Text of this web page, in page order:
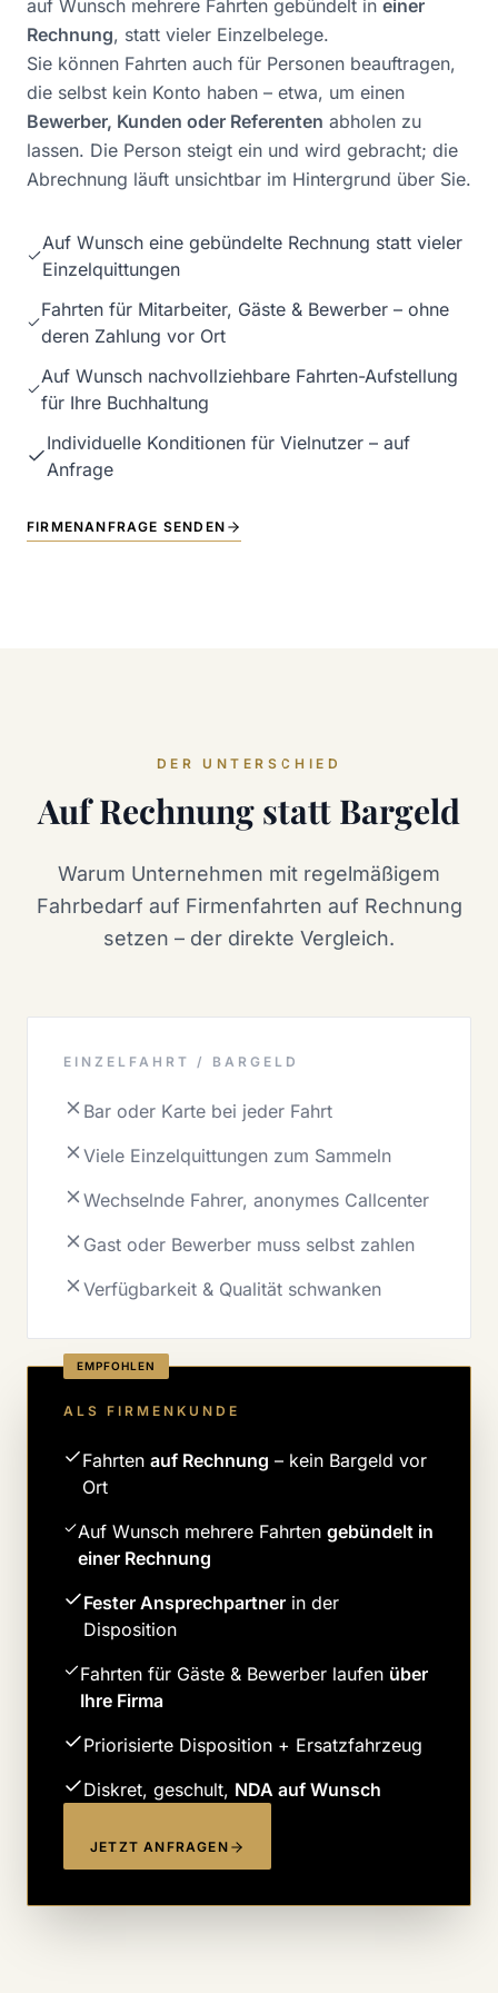
auf Wunsch mehrere Fahrten gebündelt in einer
Rechnung, statt vieler Einzelbelege.
Sie können Fahrten auch für Personen beauftragen,
die selbst kein Konto haben – etwa, um einen
Bewerber, Kunden oder Referenten abholen zu
lassen. Die Person steigt ein und wird gebracht; die
Abrechnung läuft unsichtbar im Hintergrund über Sie.
Auf Wunsch eine gebündelte Rechnung statt vieler
Einzelquittungen
Fahrten für Mitarbeiter, Gäste & Bewerber – ohne
deren Zahlung vor Ort
Auf Wunsch nachvollziehbare Fahrten-Aufstellung
für Ihre Buchhaltung
Individuelle Konditionen für Vielnutzer – auf
Anfrage
FIRMENANFRAGE SENDEN
DER UNTERSCHIED
Auf Rechnung statt Bargeld
Warum Unternehmen mit regelmäßigem
Fahrbedarf auf Firmenfahrten auf Rechnung
setzen – der direkte Vergleich.
EINZELFAHRT / BARGELD
Bar oder Karte bei jeder Fahrt
Viele Einzelquittungen zum Sammeln
Wechselnde Fahrer, anonymes Callcenter
Gast oder Bewerber muss selbst zahlen
Verfügbarkeit & Qualität schwanken
EMPFOHLEN
ALS FIRMENKUNDE
Fahrten auf Rechnung – kein Bargeld vor
Ort
Auf Wunsch mehrere Fahrtengebündelt in
einer Rechnung
Fester Ansprechpartnerin der
Disposition
Fahrten für Gäste & Bewerber laufen über
Ihre Firma
Priorisierte Disposition + Ersatzfahrzeug
Diskret, geschult, NDA auf Wunsch
JETZT ANFRAGEN